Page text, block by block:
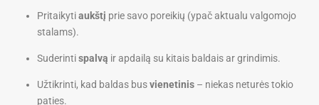
Pritaikytiaukštį prie savo poreikių (ypač aktualu valgomojo
stalams).
Suderintispalvą ir apdailą su kitais baldais ar grindimis.
Užtikrinti, kad baldas busvienetinis – niekas neturės tokio
paties.